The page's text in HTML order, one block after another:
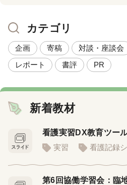
カテゴリ
企画 寄稿 対談・座談会
レポート
書評 PR
新着教材
看護実習DX教育ツー
実習
看護記録
第6回協働学習会：臨